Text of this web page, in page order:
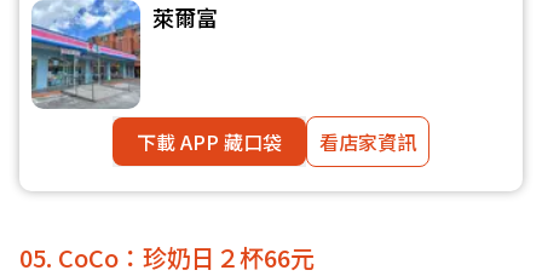
萊爾富
下載 APP 藏口袋 看店家資訊
05. CoCo：珍奶日２杯66元